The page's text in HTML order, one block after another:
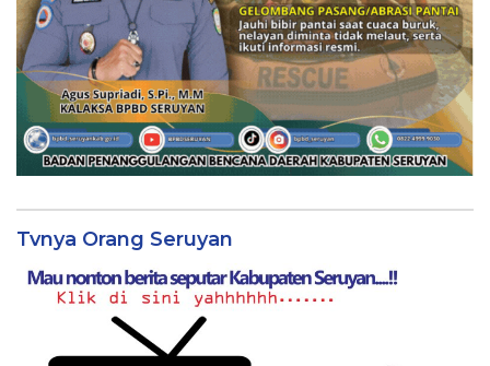
Tvnya Orang Seruyan